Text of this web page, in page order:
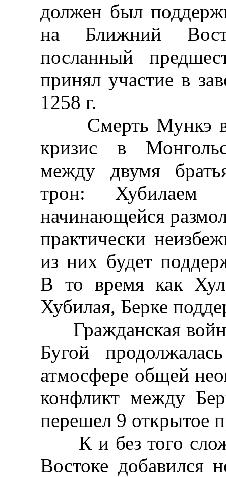
должен был
на Ближний
посланный
принял участие в
1258 г.
Смерть Мункэ в
кризис в
между двумя
трон: Хубилаем
начинающейся
практически
из них будет
В то время как
Хубилая, Берке
Гражданская
Бугой
атмосфере общей
конфликт между
перешел 9 открытое
К и без того
Востоке добавился